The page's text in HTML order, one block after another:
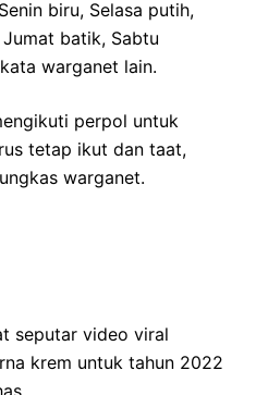
biru, Selasa putih,
batik, Sabtu
warganet lain.
perpol untuk
tetap ikut dan taat,
warganet.
seputar video viral
krem untuk tahun 2022